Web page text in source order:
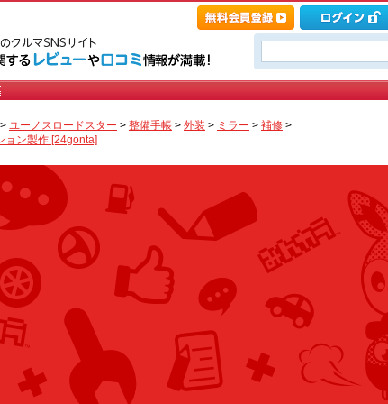
> ユーノスロードスター > 整備手帳 > 外装 > ミラー > 補修 >
ョン製作 [24gonta]